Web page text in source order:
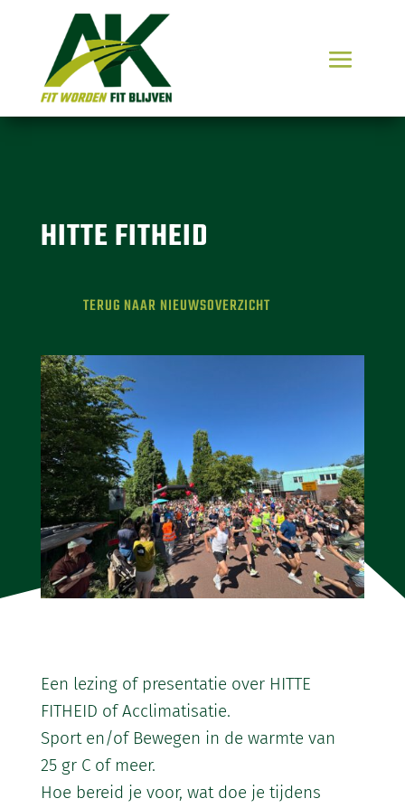
HITTE FITHEID
TERUG NAAR NIEUWSOVERZICHT
Een lezing of presentatie over HITTE
FITHEID of Acclimatisatie.
Sport en/of Bewegen in de warmte van
25 gr C of meer.
Hoe bereid je voor, wat doe je tijdens